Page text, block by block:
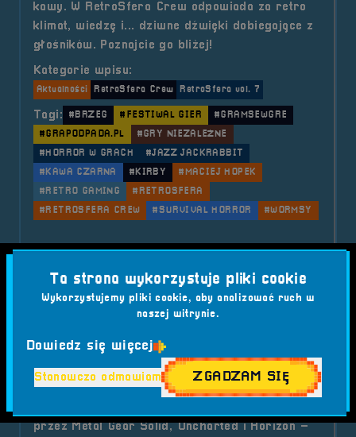
kawy. W RetroSfera Crew odpowiada za retro
klimat, wiedzę i... dziwne dźwięki dobiegające z
głośników. Poznajcie go bliżej!
Kategorie wpisu:
Aktualności RetroSfera Crew RetroSfera vol. 7
Tagi: #BRZEG #FESTIWAL GIER
#GRAMSEWGRE
#GRAPODPADA.PL
#GRY NIEZALEŻNE
#HORROR W GRACH
#JAZZ JACKRABBIT
#KAWA CZARNA
#KIRBY
#MACIEJ HOPEK
#RETRO GAMING
#RETROSFERA
#RETROSFERA CREW
#SURVIVAL HORROR #WORMSY
Czytaj artykuło tytule RetroSfera Crew &#8211;
2025-06-30
"Galu" Galus
Andrzej „Galu” Galus to żywa legenda
przez Metal Gear Solid, Uncharted i Horizon –
Ta strona wykorzystuje pliki cookie
Wykorzystujemy pliki cookie, aby analizować ruch w
naszej witrynie.
Dowiedz się więcej
Stanowczo odmawiam ZGADZAM SIĘ